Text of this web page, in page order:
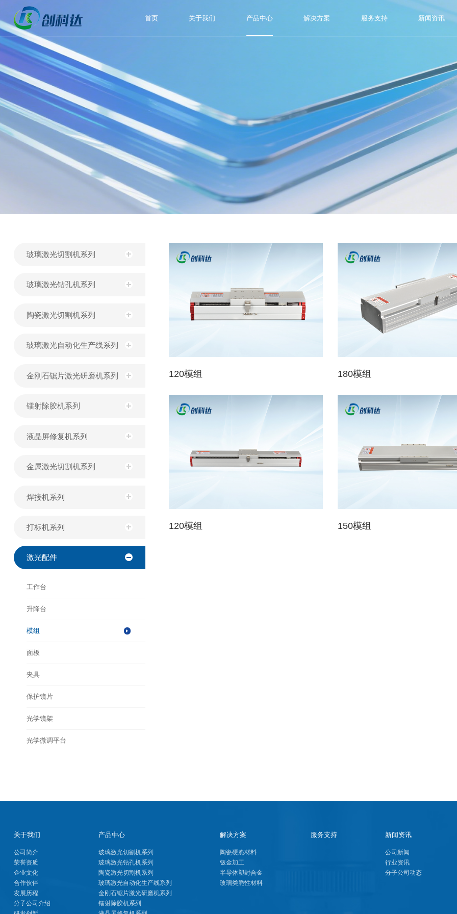
首页 关于我们 产品中心 解决方案 服务支持 新闻资讯
玻璃激光切割机系列
玻璃激光钻孔机系列
陶瓷激光切割机系列
玻璃激光自动化生产线系列
金刚石锯片激光研磨机系列
镭射除胶机系列
液晶屏修复机系列
金属激光切割机系列
焊接机系列
打标机系列
激光配件
工作台
升降台
模组
面板
夹具
保护镜片
光学镜架
光学微调平台
120模组 180模组
120模组 150模组
关于我们
公司简介
荣誉资质
企业文化
合作伙伴
发展历程
分子公司介绍
产品中心
玻璃激光切割机系列
玻璃激光钻孔机系列
陶瓷激光切割机系列
玻璃激光自动化生产线系列
金刚石锯片激光研磨机系列
镭射除胶机系列
解决方案
陶瓷硬脆材料
钣金加工
半导体塑封合金
玻璃类脆性材料
服务支持 新闻资讯
公司新闻
行业资讯
分子公司动态